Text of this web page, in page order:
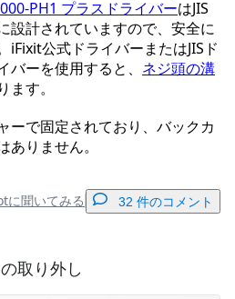
PH1 プラスドライバーはJIS
設計されていますので、安全に
iFixit公式ドライバーまたはJISド
ーを使用すると、 ネジ頭の溝
ます。
ーで固定されており、バックカ
りません。
に聞いてみる 32 件のコメント
メントを追加
取り外し